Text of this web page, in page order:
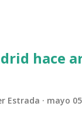
las
estado
para escribir.
hace
Estrada mayo